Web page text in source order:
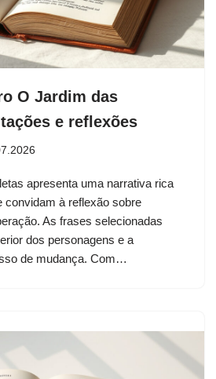
O Jardim das
e reflexões
apresenta uma narrativa rica
convidam à reflexão sobre
As frases selecionadas
dos personagens e a
de mudança. Com…